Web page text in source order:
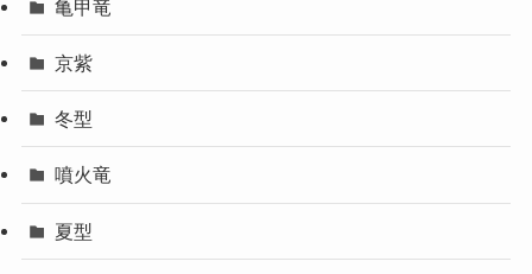
亀甲竜
京紫
冬型
噴火竜
夏型